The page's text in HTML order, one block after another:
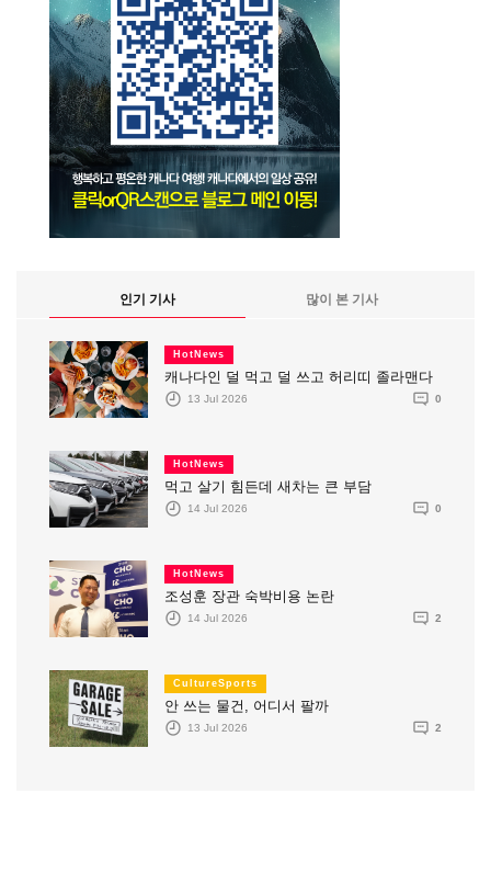
인기 기사 많이 본 기사
HotNews
캐나다인 덜 먹고 덜 쓰고 허리띠 졸라맨다
13 Jul 2026 0
HotNews
먹고 살기 힘든데 새차는 큰 부담
14 Jul 2026 0
HotNews
조성훈 장관 숙박비용 논란
14 Jul 2026 2
CultureSports
안 쓰는 물건, 어디서 팔까
13 Jul 2026 2